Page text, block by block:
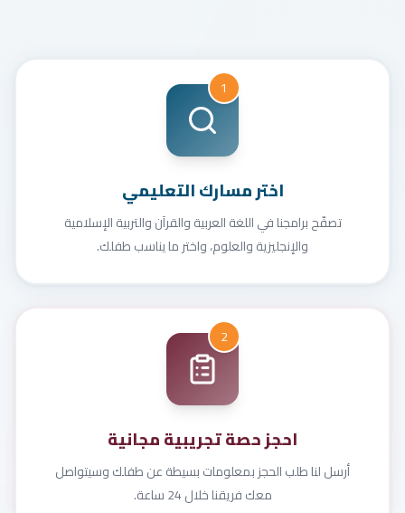
1
اختر مسارك التعليمي
تصفّح برامجنا في اللغة العربية والقرآن والتربية الإسلامية
والإنجليزية والعلوم، واختر ما يناسب طفلك.
2
احجز حصة تجريبية مجانية
أرسل لنا طلب الحجز بمعلومات بسيطة عن طفلك وسيتواصل
معك فريقنا خلال 24 ساعة.